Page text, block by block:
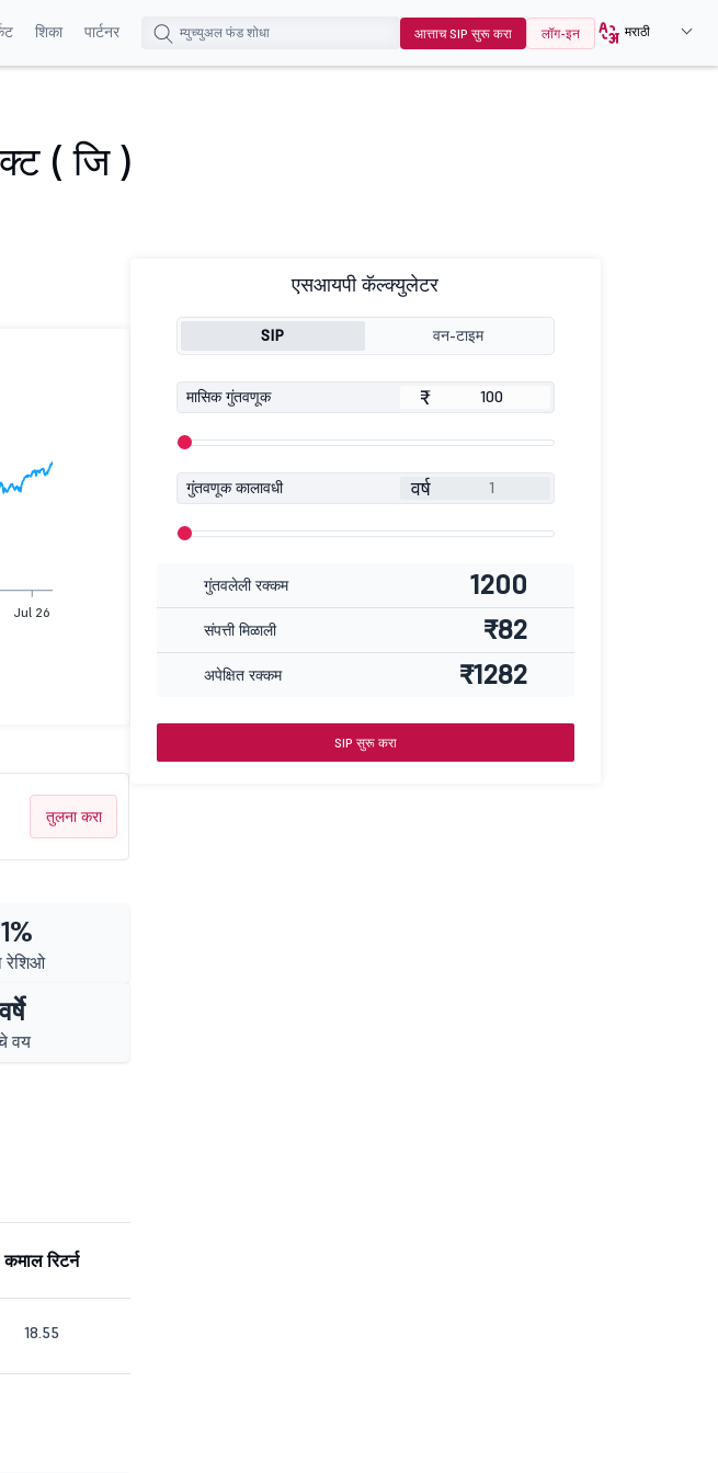
शिका पार्टनर आत्ताच SIP सुरू करा लॉग-इन मराठी
( जि )
Jul 26
तुलना करा
रेशिओ
वय
कमाल रिटर्न
18.55
एसआयपी कॅल्क्युलेटर
SIP वन-टाइम
मासिक गुंतवणूक ₹
गुंतवणूक कालावधी वर्ष
गुंतवलेली रक्कम 1200
संपत्ती मिळाली ₹82
अपेक्षित रक्कम ₹1282
SIP सुरू करा